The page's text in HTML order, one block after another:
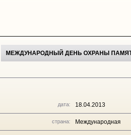
МЕЖДУНАРОДНЫЙ ДЕНЬ ОХРАНЫ
дата: 18.04.2013
страна: Международная